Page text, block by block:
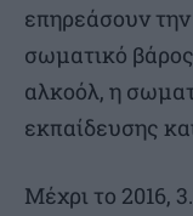
επηρεάσουν
σωματικό
αλκοόλ, η
εκπαίδευσης
Μέχρι το 2016,